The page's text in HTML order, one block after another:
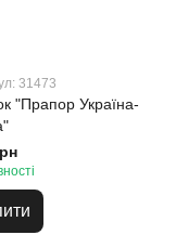
31473
"Прапор Україна-